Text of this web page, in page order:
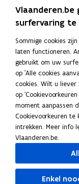
p
e
n
t
i
n
n
e
u
w
e
d
o
e
n
t
i
n
n
i
e
u
v
Het Regionaal
duurzamer en
verschillende
van
steden en
deze
mobiliteitsplan uit,
Meer info over
doorlopen proces
Deel deze pagina
surfervaring
Sommige cookies
laten functioneren.
gebruikt om uw
op 'Alle cookies
cookies. Wilt u liever
op
moment aanpassen
Cookievoorkeuren
intrekken. Meer info
Vlaanderen.be.
Enkel